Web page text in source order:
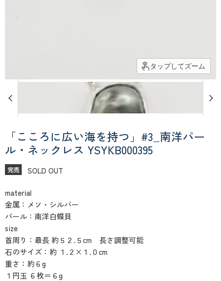
タップしてズーム
「こころに広い海を持つ」#3_南洋パー
ル・ネックレス YSYKB000395
完売 SOLD OUT
material
金属：メソ・シルバー
パール：南洋白蝶貝
size
首周り：最長 約５２.５cm 長さ調整可能
石のサイズ：約 １.２×１.０cm
重さ：約６g
１円玉 ６枚＝６g